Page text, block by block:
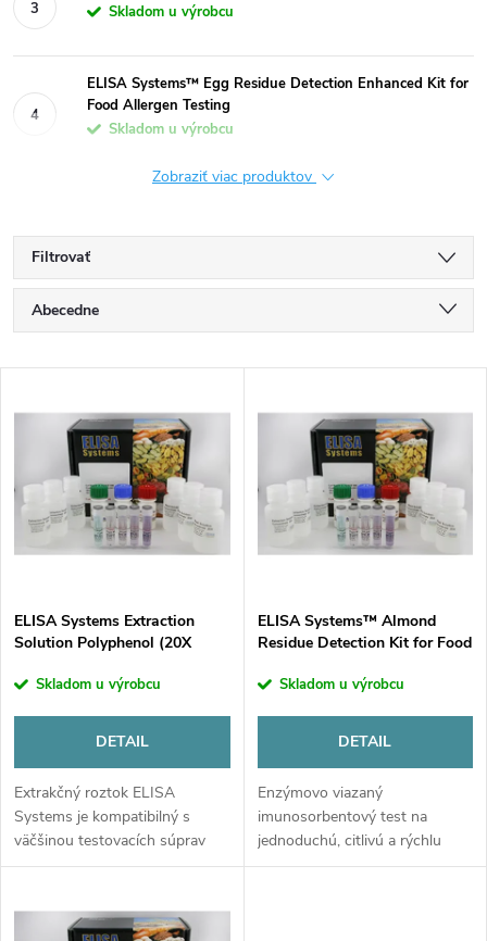
Skladom u výrobcu
ELISA Systems™ Egg Residue Detection Enhanced Kit for
Food Allergen Testing
Skladom u výrobcu
Zobraziť viac produktov
Filtrovať
R
a
d
e
n
e
p
o
d
u
Abecedne
Najpredávanejšie
p
i
s
p
r
o
d
u
ELISA Systems Extraction
Solution Polyphenol (20X
Skladom u výrobcu
DETAIL
Extrakčný roztok ELISA
Systems je kompatibilný s
väčšinou testovacích súprav
ELISA Systems na potravinové
prípravy vzoriek. Objem 25 ml.
ELISA Systems™ Almond
Residue Detection Kit for Food
Skladom u výrobcu
DETAIL
Enzýmovo viazaný
imunosorbentový test na
jednoduchú, citlivú a rýchlu
detekciu a kvantifikáciu